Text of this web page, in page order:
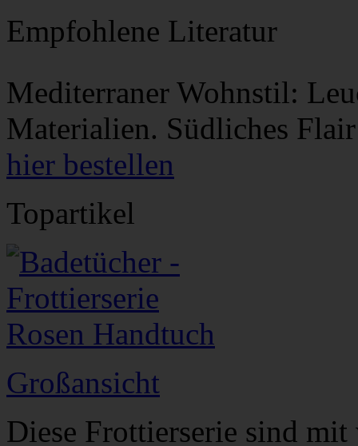
Empfohlene Literatur
Mediterraner Wohnstil:
Materialien. Südliches Flair
hier bestellen
Topartikel
Großansicht
Diese Frottierserie sind